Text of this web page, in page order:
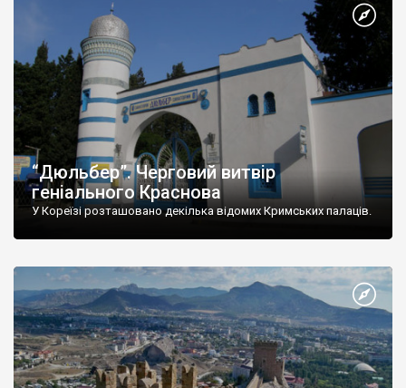
“Дюльбер”. Черговий витвір
геніального Краснова
У Кореїзі розташовано декілька відомих Кримських палаців.